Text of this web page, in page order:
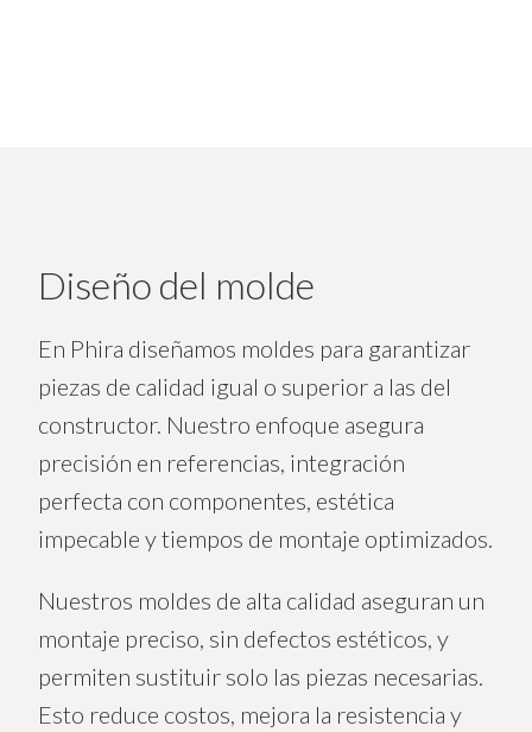
Diseño del molde
En Phira diseñamos moldes para garantizar
piezas de calidad igual o superior a las del
constructor. Nuestro enfoque asegura
precisión en referencias, integración
perfecta con componentes, estética
impecable y tiempos de montaje optimizados.
Nuestros moldes de alta calidad aseguran un
montaje preciso, sin defectos estéticos, y
permiten sustituir solo las piezas necesarias.
Esto reduce costos, mejora la resistencia y